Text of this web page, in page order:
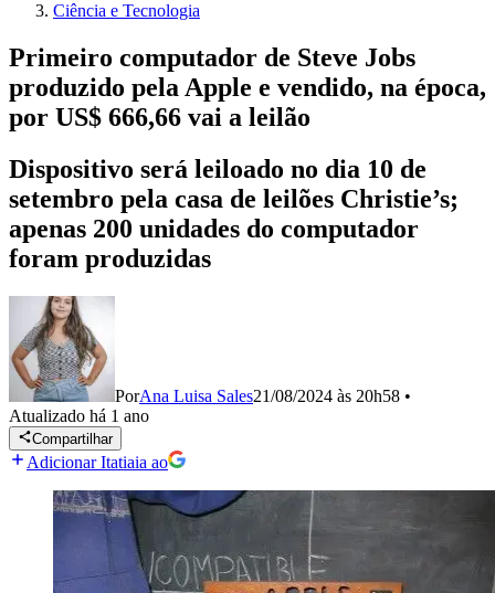
Ciência e Tecnologia
Primeiro computador de Steve Jobs
produzido pela Apple e vendido, na época,
por US$ 666,66 vai a leilão
Dispositivo será leiloado no dia 10 de
setembro pela casa de leilões Christie’s;
apenas 200 unidades do computador
foram produzidas
PorAna Luisa Sales21/08/2024 às 20h58 •
Atualizado há 1 ano
Compartilhar
Adicionar Itatiaia ao